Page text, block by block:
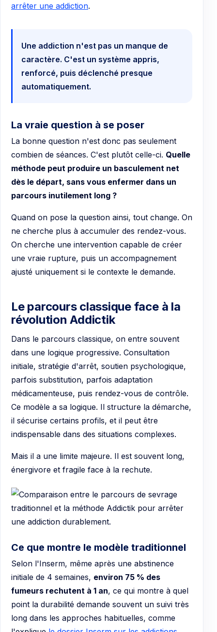
arrêter une addiction.
Une addiction n'est pas un manque de
caractère. C'est un système appris,
renforcé, puis déclenché presque
automatiquement.
La vraie question à se poser
La bonne question n'est donc pas seulement
combien de séances. C'est plutôt celle-ci. Quelle
méthode peut produire un basculement net
dès le départ, sans vous enfermer dans un
parcours inutilement long ?
Quand on pose la question ainsi, tout change. On
ne cherche plus à accumuler des rendez-vous.
On cherche une intervention capable de créer
une vraie rupture, puis un accompagnement
ajusté uniquement si le contexte le demande.
Le parcours classique face à la
révolution Addictik
Dans le parcours classique, on entre souvent
dans une logique progressive. Consultation
initiale, stratégie d'arrêt, soutien psychologique,
parfois substitution, parfois adaptation
médicamenteuse, puis rendez-vous de contrôle.
Ce modèle a sa logique. Il structure la démarche,
il sécurise certains profils, et il peut être
indispensable dans des situations complexes.
Mais il a une limite majeure. Il est souvent long,
énergivore et fragile face à la rechute.
Ce que montre le modèle traditionnel
Selon l'Inserm, même après une abstinence
initiale de 4 semaines, environ 75 % des
fumeurs rechutent à 1 an, ce qui montre à quel
point la durabilité demande souvent un suivi très
long dans les approches habituelles, comme